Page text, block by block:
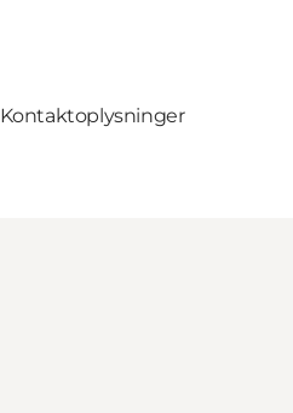
Kontaktoplysninger